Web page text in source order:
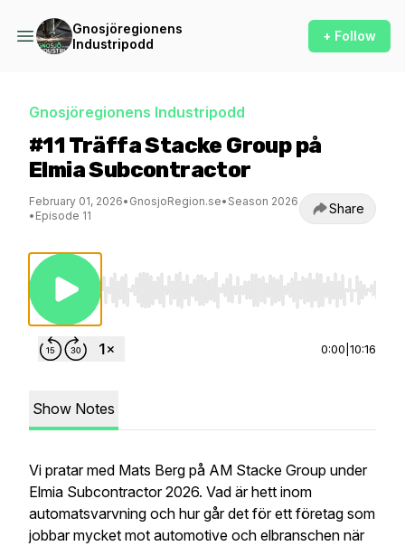
Gnosjöregionens
Industripodd
+ Follow
Gnosjöregionens Industripodd
#11 Träffa Stacke Group på
Elmia Subcontractor
February 01, 2026• GnosjoRegion.se• Season 2026
• Episode 11 Share
Use Left/Right to seek, Home/End to jump to
0:00 10:16
Show Notes
Vi pratar med Mats Berg på AM Stacke Group under
Elmia Subcontractor 2026. Vad är hett inom
automatsvarvning och hur går det för ett företag som
jobbar mycket mot automotive och elbranschen när